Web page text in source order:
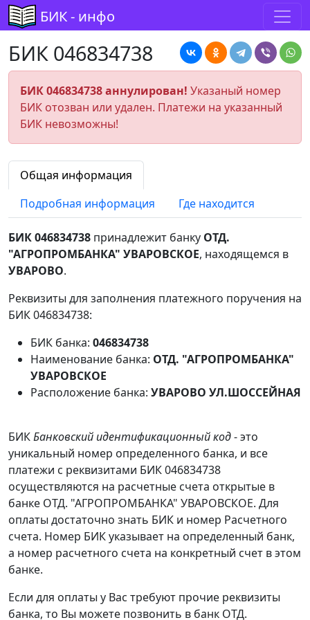
БИК - инфо
БИК 046834738
БИК 046834738 аннулирован! Указаный номер
БИК отозван или удален. Платежи на указанный
БИК невозможны!
Общая информация
Подробная информация
Где находится
БИК 046834738 принадлежит банку ОТД.
"АГРОПРОМБАНКА" УВАРОВСКОЕ, находящемся в
УВАРОВО.
Реквизиты для заполнения платежного поручения на
БИК 046834738:
БИК банка: 046834738
Наименование банка: ОТД. "АГРОПРОМБАНКА"
УВАРОВСКОЕ
Расположение банка: УВАРОВО УЛ.ШОССЕЙНАЯ
БИКБанковский идентификационный код- это
уникальный номер определенного банка, и все
платежи с реквизитами БИК 046834738
осуществляются на расчетные счета открытые в
банке ОТД. "АГРОПРОМБАНКА" УВАРОВСКОЕ. Для
оплаты достаточно знать БИК и номер Расчетного
счета. Номер БИК указывает на определенный банк,
а номер расчетного счета на конкретный счет в этом
банке.
Если для оплаты у Вас требуют прочие реквизиты
банка, то Вы можете позвонить в банк ОТД.